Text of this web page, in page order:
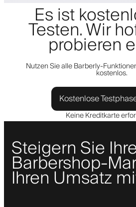
Es ist
Testen. Wir
probieren
Nutzen Sie alle Barberly-
kostenlos.
Kostenlose
Keine Kreditkarte
Steigern Sie
Barbershop-
Ihren Umsatz